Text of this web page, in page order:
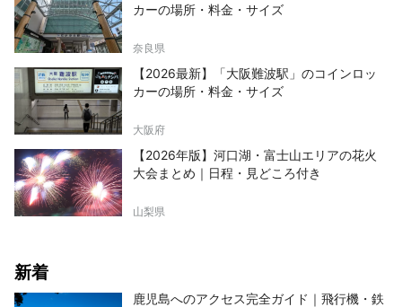
カーの場所・料金・サイズ
奈良県
【2026最新】「大阪難波駅」のコインロッ
カーの場所・料金・サイズ
大阪府
【2026年版】河口湖・富士山エリアの花火
大会まとめ｜日程・見どころ付き
山梨県
新着
鹿児島へのアクセス完全ガイド｜飛行機・鉄